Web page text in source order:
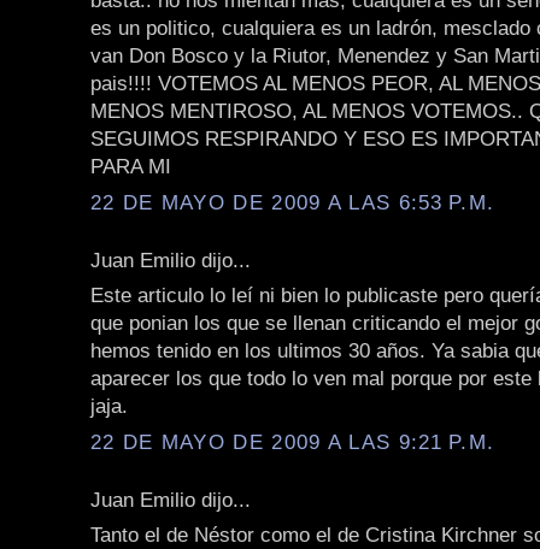
es un politico, cualquiera es un ladrón, mesclado
van Don Bosco y la Riutor, Menendez y San
pais!!!! VOTEMOS AL MENOS PEOR, AL
MENOS MENTIROSO, AL MENOS VOTEMOS..
SEGUIMOS RESPIRANDO Y ESO ES
PARA MI
22 DE MAYO DE 2009 A LAS 6:53 P.M.
Juan Emilio dijo...
Este articulo lo leí ni bien lo publicaste pero
que ponian los que se llenan criticando el mejor
hemos tenido en los ultimos 30 años. Ya sabia
aparecer los que todo lo ven mal porque por este
jaja.
22 DE MAYO DE 2009 A LAS 9:21 P.M.
Juan Emilio dijo...
Tanto el de Néstor como el de Cristina Kirchner